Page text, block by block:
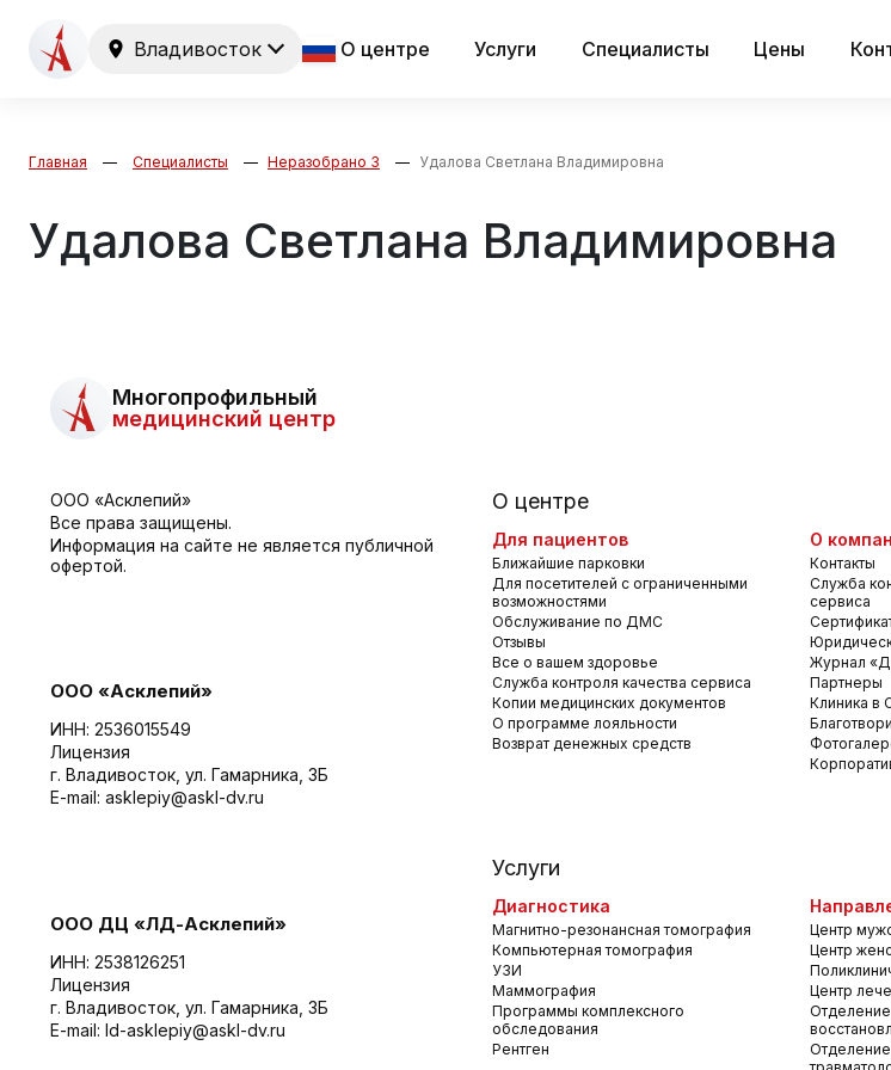
Владивосток О центре Услуги Специалисты Цены
Главная Специалисты Неразобрано 3 Удалова Светлана Владимировна
Удалова Светлана Владимировна
Многопрофильный
медицинский центр
ООО «Асклепий»
Все права защищены.
Информация на сайте не является публичной
офертой.
ООО «Асклепий»
ИНН: 2536015549
Лицензия
г. Владивосток, ул. Гамарника, 3Б
E-mail: asklepiy@askl-dv.ru
ООО ДЦ «ЛД-Асклепий»
ИНН: 2538126251
Лицензия
г. Владивосток, ул. Гамарника, 3Б
E-mail: ld-asklepiy@askl-dv.ru
О центре
Для пациентов
Ближайшие парковки
Для посетителей с ограниченными
возможностями
Обслуживание по ДМС
Отзывы
Все о вашем здоровье
Служба контроля качества сервиса
Копии медицинских документов
О программе лояльности
Возврат денежных средств
О
Контакты
Служба
сервиса
Журнал
Партнеры
Клиника в
Услуги
Диагностика
Магнитно-резонансная томография
Компьютерная томография
УЗИ
Маммография
Программы комплексного
обследования
Рентген
Центр
Центр
Центр